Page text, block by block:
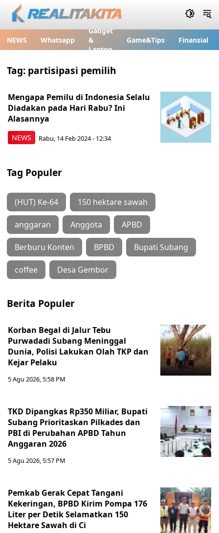
NEWS Whatsapp
Gadget
&
Laptop
Game&Tips Finansial
Tag: partisipasi pemilih
NEWS
Mengapa Pemilu di Indonesia Selalu
Diadakan pada Hari Rabu? Ini
Alasannya
Rabu, 14 Feb 2024 - 12:34
Tag Populer
(HUT) Ke-64 150 hektare sawah
anggaran Anggota APBD
Berburu Konten BPBD Bupati Subang
coffee Desa Gembor
Berita Populer
Korban Begal di Jalur Tebu
Purwadadi Subang Meninggal
Dunia, Polisi Lakukan Olah TKP dan
Kejar Pelaku
5 Agu 2026, 5:58 PM
TKD Dipangkas Rp350 Miliar, Bupati
Subang Prioritaskan Pilkades dan
PBI di Perubahan APBD Tahun
Anggaran 2026
5 Agu 2026, 5:57 PM
Pemkab Gerak Cepat Tangani
Kekeringan, BPBD Kirim Pompa 176
Liter per Detik Selamatkan 150
Hektare Sawah di Ci